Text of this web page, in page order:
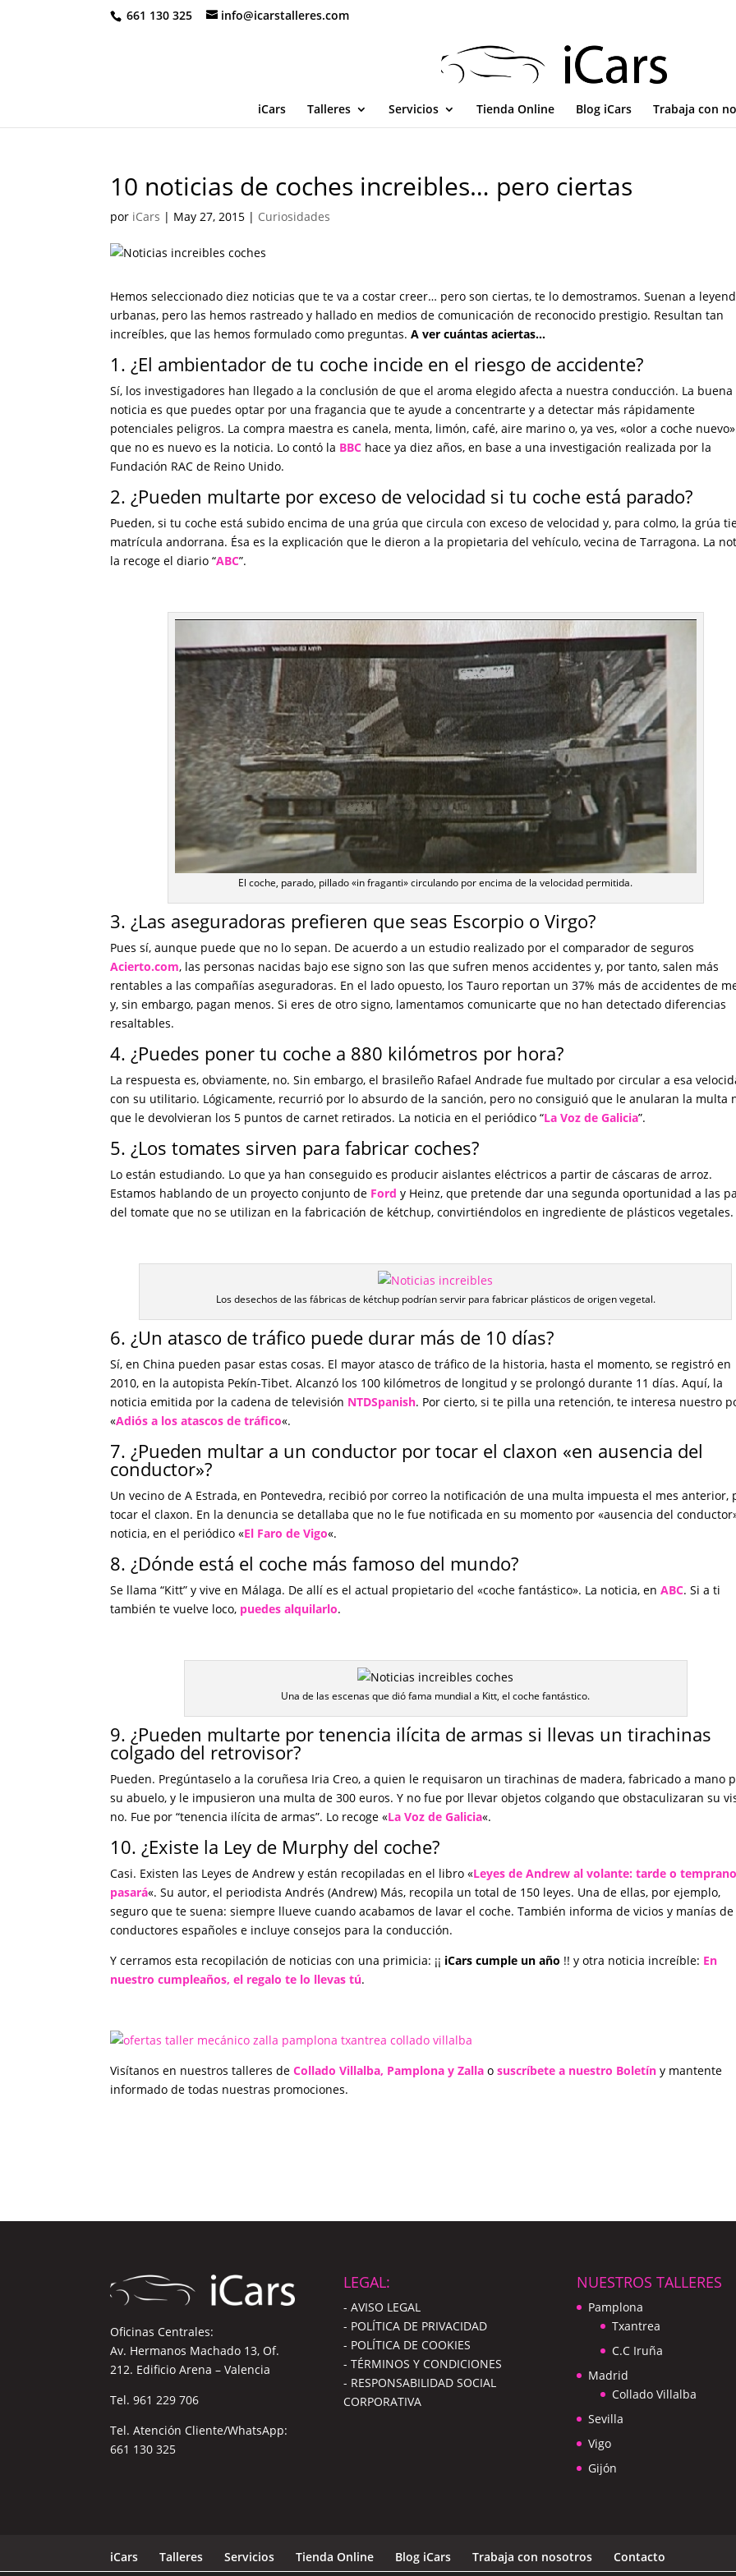
661 130 325 info@icarstalleres.com
iCars Talleres Servicios Tienda Online Blog iCars Trabaja con
10 noticias de coches increibles… pero ciertas
por iCars | May 27, 2015 | Curiosidades
Hemos seleccionado diez noticias que te va a costar creer… pero son ciertas, te lo demostramos. Suenan a
urbanas, pero las hemos rastreado y hallado en medios de comunicación de reconocido prestigio. Resultan tan
increíbles, que las hemos formulado como preguntas.A ver cuántas aciertas…
1. ¿El ambientador de tu coche incide en el riesgo de accidente?
Sí, los investigadores han llegado a la conclusión de que el aroma elegido afecta a nuestra conducción. La buena
noticia es que puedes optar por una fragancia que te ayude a concentrarte y a detectar más rápidamente
potenciales peligros. La compra maestra es canela, menta, limón, café, aire marino o, ya ves, «olor a coche
que no es nuevo es la noticia. Lo contó la BBC hace ya diez años, en base a una investigación realizada por la
Fundación RAC de Reino Unido.
2. ¿Pueden multarte por exceso de velocidad si tu coche está parado?
Pueden, si tu coche está subido encima de una grúa que circula con exceso de velocidad y, para colmo, la grúa
matrícula andorrana. Ésa es la explicación que le dieron a la propietaria del vehículo, vecina de Tarragona. La
la recoge el diario “ABC”.
El coche, parado, pillado «in fraganti» circulando por encima de la velocidad permitida.
3. ¿Las aseguradoras prefieren que seas Escorpio o Virgo?
Pues sí, aunque puede que no lo sepan. De acuerdo a un estudio realizado por el comparador de seguros
Acierto.com, las personas nacidas bajo ese signo son las que sufren menos accidentes y, por tanto, salen más
rentables a las compañías aseguradoras. En el lado opuesto, los Tauro reportan un 37% más de accidentes de
y, sin embargo, pagan menos. Si eres de otro signo, lamentamos comunicarte que no han detectado diferencias
resaltables.
4. ¿Puedes poner tu coche a 880 kilómetros por hora?
La respuesta es, obviamente, no. Sin embargo, el brasileño Rafael Andrade fue multado por circular a esa
con su utilitario. Lógicamente, recurrió por lo absurdo de la sanción, pero no consiguió que le anularan la multa
que le devolvieran los 5 puntos de carnet retirados. La noticia en el periódico “La Voz de Galicia”.
5. ¿Los tomates sirven para fabricar coches?
Lo están estudiando. Lo que ya han conseguido es producir aislantes eléctricos a partir de cáscaras de arroz.
Estamos hablando de un proyecto conjunto de Ford y Heinz, que pretende dar una segunda oportunidad a las
del tomate que no se utilizan en la fabricación de kétchup, convirtiéndolos en ingrediente de plásticos vegetales.
Los desechos de las fábricas de kétchup podrían servir para fabricar plásticos de origen vegetal.
6. ¿Un atasco de tráfico puede durar más de 10 días?
Sí, en China pueden pasar estas cosas. El mayor atasco de tráfico de la historia, hasta el momento, se registró en
2010, en la autopista Pekín-Tibet. Alcanzó los 100 kilómetros de longitud y se prolongó durante 11 días. Aquí, la
noticia emitida por la cadena de televisión NTDSpanish. Por cierto, si te pilla una retención, te interesa nuestro
«Adiós a los atascos de tráfico«.
7. ¿Pueden multar a un conductor por tocar el claxon «en ausencia del
conductor»?
Un vecino de A Estrada, en Pontevedra, recibió por correo la notificación de una multa impuesta el mes anterior,
tocar el claxon. En la denuncia se detallaba que no le fue notificada en su momento por «ausencia del
noticia, en el periódico «El Faro de Vigo«.
8. ¿Dónde está el coche más famoso del mundo?
Se llama “Kitt” y vive en Málaga. De allí es el actual propietario del «coche fantástico». La noticia, enABC. Si a ti
también te vuelve loco, puedes alquilarlo.
Una de las escenas que dió fama mundial a Kitt, el coche fantástico.
9. ¿Pueden multarte por tenencia ilícita de armas si llevas un tirachinas
colgado del retrovisor?
Pueden. Pregúntaselo a la coruñesa Iria Creo, a quien le requisaron un tirachinas de madera, fabricado a mano
su abuelo, y le impusieron una multa de 300 euros. Y no fue por llevar objetos colgando que obstaculizaran su
no. Fue por “tenencia ilícita de armas”. Lo recoge «La Voz de Galicia«.
10. ¿Existe la Ley de Murphy del coche?
Casi. Existen las Leyes de Andrew y están recopiladas en el libro «Leyes de Andrew al volante: tarde o
pasará«. Su autor, el periodista Andrés (Andrew) Más, recopila un total de 150 leyes. Una de ellas, por ejemplo,
seguro que te suena: siempre llueve cuando acabamos de lavar el coche. También informa de vicios y manías de
conductores españoles e incluye consejos para la conducción.
Y cerramos esta recopilación de noticias con una primicia: ¡¡ iCars cumple un año !! y otra noticia increíble: En
nuestro cumpleaños, el regalo te lo llevas tú.
Visítanos en nuestros talleres deCollado Villalba, Pamplona y Zalla osuscríbete a nuestro Boletín y mantente
informado de todas nuestras promociones.
Oficinas Centrales:
Av. Hermanos Machado 13, Of.
212. Edificio Arena – Valencia
Tel.961 229 706
Tel. Atención Cliente/WhatsApp:
661 130 325
LEGAL:
- AVISO LEGAL
- POLÍTICA DE PRIVACIDAD
- POLÍTICA DE COOKIES
- TÉRMINOS Y CONDICIONES
- RESPONSABILIDAD SOCIAL
CORPORATIVA
NUESTROS TALLERES
Pamplona
Txantrea
C.C Iruña
Madrid
Collado Villalba
Sevilla
Vigo
Gijón
iCars Talleres Servicios Tienda Online Blog iCars Trabaja con nosotros Contacto